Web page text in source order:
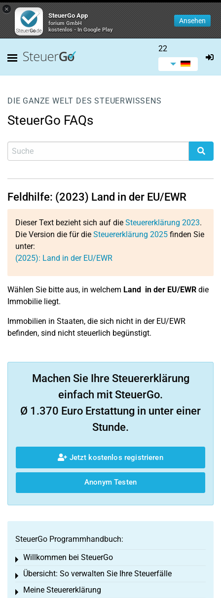
×
SteuerGo App
forium GmbH
kostenlos - In Google Play
Ansehen
22
DIE GANZE WELT DES STEUERWISSENS
SteuerGo FAQs
Feldhilfe: (2023) Land in der EU/EWR
Dieser Text bezieht sich auf die Steuererklärung 2023.
Die Version die für die Steuererklärung 2025 finden Sie
unter:
(2025): Land in der EU/EWR
Wählen Sie bitte aus, in welchem Land in der EU/EWR die
Immobilie liegt.
Immobilien in Staaten, die sich nicht in der EU/EWR
befinden, sind nicht steuerlich begünstigt.
Machen Sie Ihre Steuererklärung
einfach mit SteuerGo.
Ø 1.370 Euro Erstattung in unter einer
Stunde.
Jetzt kostenlos registrieren
Anonym Testen
SteuerGo Programmhandbuch:
Willkommen bei SteuerGo
Toggle menu
Übersicht: So verwalten Sie Ihre Steuerfälle
Toggle menu
Meine Steuererklärung
Toggle menu